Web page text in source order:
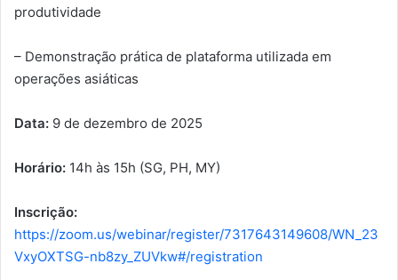
produtividade
– Demonstração prática de plataforma utilizada em
operações asiáticas
Data: 9 de dezembro de 2025
Horário: 14h às 15h (SG, PH, MY)
Inscrição:
https://zoom.us/webinar/register/7317643149608/WN_23
VxyOXTSG-nb8zy_ZUVkw#/registration